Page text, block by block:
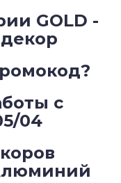
GOLD -
с
04